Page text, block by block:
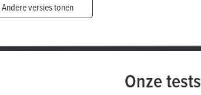
Andere versies tonen
Onze tests